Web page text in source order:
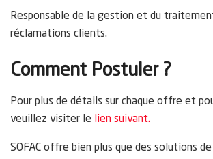
Responsable de la gestion et du
réclamations clients.
Comment Postuler ?
Pour plus de détails sur chaque offre et
veuillez visiter le lien suivant.
SOFAC offre bien plus que des solutions